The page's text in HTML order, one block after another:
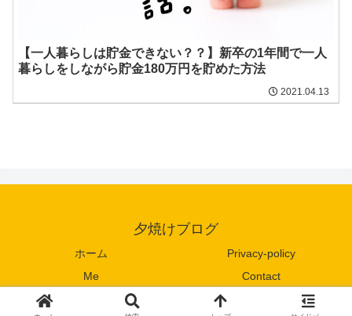
【一人暮らしは貯金できない？？】新卒の1年間で一人
暮らしをしながら貯金180万円を貯めた方法
2021.04.13
夕焼けブログ
ホーム
Privacy-policy
Me
Contact
© 2021 夕焼けブログ.